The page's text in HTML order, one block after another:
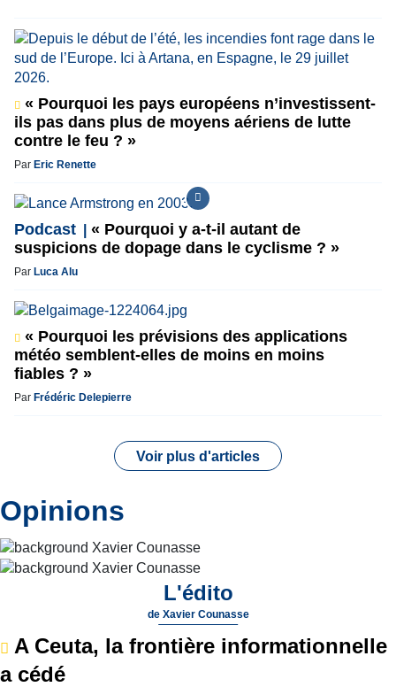
« Pourquoi les pays européens n’investissent-
ils pas dans plus de moyens aériens de lutte
contre le feu ? »
Par Eric Renette
Podcast
« Pourquoi y a-t-il autant de
suspicions de dopage dans le cyclisme ? »
Par Luca Alu
« Pourquoi les prévisions des applications
météo semblent-elles de moins en moins
fiables ? »
Par Frédéric Delepierre
Voir plus d'articles
Opinions
L'édito
de Xavier Counasse
A Ceuta, la frontière informationnelle
a cédé